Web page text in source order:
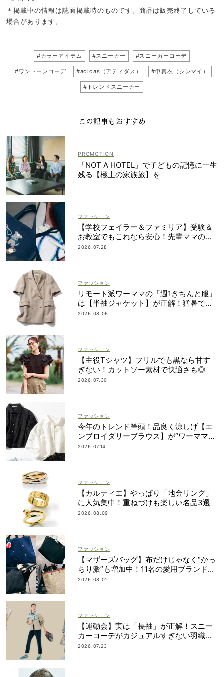
＊掲載中の情報は誌面掲載時のものです。商品は販売終了している
場合があります。
#カラーアイテム #スニーカー #スニーカーコーデ
#ワントーンコーデ #adidas（アディダス） #申真衣（シンマイ）
#トレンドスニーカー
この記事もおすすめ
「NOT A HOTEL」で子どもの記憶に一生
残る【極上の家族旅】を
ファッション
【学校フェイラー＆ファミリア】受験＆
お教室でもこれなら安心！先輩ママの地
味見えしないネイビー小物
2026.07.28
ファッション
リモート派ワーママの「週1きちんと服」
は【半袖ジャケット】が正解！猛暑でも
涼しい名品5選
2026.08.06
ファッション
【主役Tシャツ】フリルでも黒なら甘す
ぎない！カットソー素材で快適さも◎
2026.07.30
ファッション
今年のトレンド筆頭！品良く涼しげ【エ
ンブロイダリーブラウス】が“ワーママの
新定番”
2026.07.14
ファッション
【カルティエ】やっぱり「地金リング」
に人気集中！重ねづけも楽しい名品3選
2026.08.09
ファッション
【マザーズバッグ】布だけじゃなく“かっ
ちり派”も増加中！11名の愛用ブランド
は？
2026.08.01
ファッション
【運動会】実は「長袖」が正解！スニー
カーコーデがカジュアルすぎない羽織り
アイデア
2026.07.23